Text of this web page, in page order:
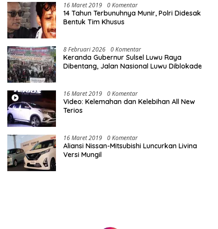
16 Maret 2019 0 Komentar
14 Tahun Terbunuhnya Munir, Polri Didesak
Bentuk Tim Khusus
8 Februari 2026 0 Komentar
Keranda Gubernur Sulsel Luwu Raya
Dibentang, Jalan Nasional Luwu Diblokade
16 Maret 2019 0 Komentar
Video: Kelemahan dan Kelebihan All New
Terios
16 Maret 2019 0 Komentar
Aliansi Nissan-Mitsubishi Luncurkan Livina
Versi Mungil